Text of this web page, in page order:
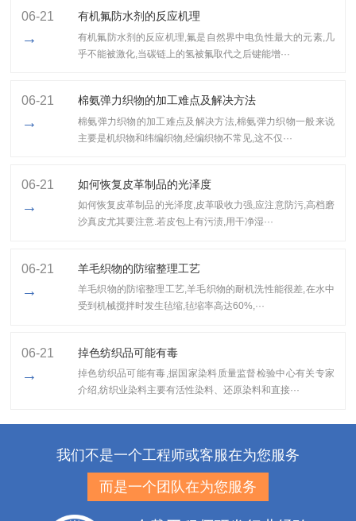
06-21
→
有机氟防水剂的反应机理
有机氟防水剂的反应机理,氟是自然界中电负性最大的元素,几
乎不能被激化,当碳链上的氢被氟取代之后键能增···
06-21
→
棉氨弹力织物的加工难点及解决方法
棉氨弹力织物的加工难点及解决方法,棉氨弹力织物一般来说
主要是机织物和纬编织物,经编织物不常见,这不仅···
06-21
→
如何恢复皮革制品的光泽度
如何恢复皮革制品的光泽度,皮革吸收力强,应注意防污,高档磨
沙真皮尤其要注意.若皮包上有污渍,用干净湿···
06-21
→
羊毛织物的防缩整理工艺
羊毛织物的防缩整理工艺,​羊毛织物的耐机洗性能很差,在水中
受到机械搅拌时发生毡缩,毡缩率高达60%,···
06-21
→
掉色纺织品可能有毒
掉色纺织品可能有毒,据国家染料质量监督检验中心有关专家
介绍,纺织业染料主要有活性染料、还原染料和直接···
我们不是一个工程师或客服在为您服务
而是一个团队在为您服务